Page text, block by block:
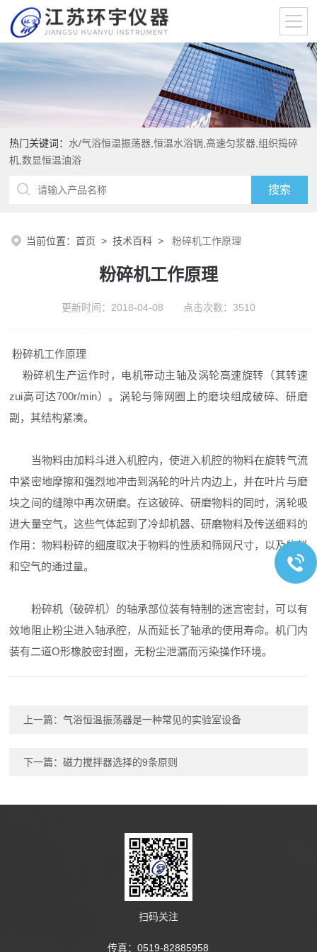
热门关键词： 水/气浴恒温振荡器,恒温水浴锅,高速匀浆器,组织捣碎
机,数显恒温油浴
当前位置：首页 >技术百科 > 粉碎机工作原理
粉碎机工作原理
更新时间：2018-04-08 点击次数：3510
粉碎机工作原理
粉碎机生产运作时，电机带动主轴及涡轮高速旋转（其转速
zui高可达700r/min）。涡轮与筛网圈上的磨块组成破碎、研磨
副，其结构紧凑。
当物料由加料斗进入机腔内，使进入机腔的物料在旋转气流
中紧密地摩擦和强烈地冲击到涡轮的叶片内边上，并在叶片与磨
块之间的缝隙中再次研磨。在这破碎、研磨物料的同时，涡轮吸
进大量空气，这些气体起到了冷却机器、研磨物料及传送细料的
作用：物料粉碎的细度取决于物料的性质和筛网尺寸，以及物料
和空气的通过量。
粉碎机（破碎机）的轴承部位装有特制的迷宫密封，可以有
效地阻止粉尘进入轴承腔，从而延长了轴承的使用寿命。机门内
装有二道O形橡胶密封圈，无粉尘泄漏而污染操作环境。
上一篇：气浴恒温振荡器是一种常见的实验室设备
下一篇：磁力搅拌器选择的9条原则
扫码关注
传真：0519-82885958